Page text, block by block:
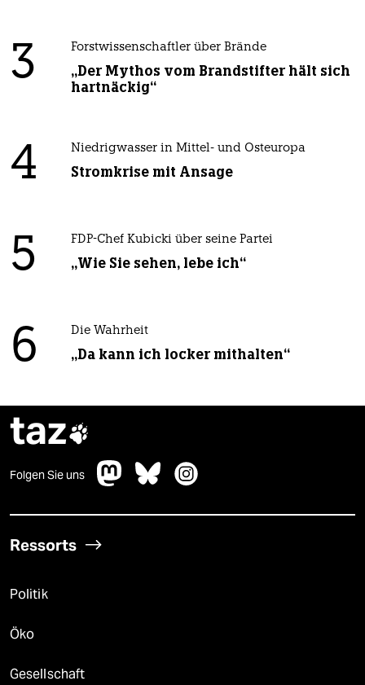
3 Forstwissenschaftler über Brände
„Der Mythos vom Brandstifter hält sich
hartnäckig“
4 Niedrigwasser in Mittel- und Osteuropa
Stromkrise mit Ansage
5 FDP-Chef Kubicki über seine Partei
„Wie Sie sehen, lebe ich“
6 Die Wahrheit
„Da kann ich locker mithalten“
taz
Folgen Sie uns
Ressorts
Politik
Öko
Gesellschaft